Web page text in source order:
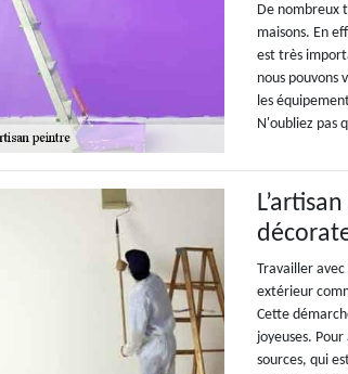
De nombreux
maisons. En
est très
nous pouvons
les
N'oubliez pas
Travailler
extérieur
Cette
joyeuses.
sources, qui